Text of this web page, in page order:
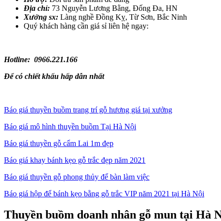
Địa chỉ: 73 Nguyễn Lương Bằng, Đống Đa, HN
Xưởng sx: Làng nghề Đồng Kỵ, Từ Sơn, Bắc Ninh
Quý khách hàng cần giá sỉ liên hệ ngay:
Hotline: 0966.221.166
Để có chiết khấu hấp dẫn nhất
Báo giá thuyền buồm trang trí gỗ hương giá tại xưởng
Báo giá mô hình thuyền buồm Tại Hà Nội
Báo giá thuyền gỗ cẩm Lai 1m đẹp
Báo giá khay bánh kẹo gỗ trắc đẹp năm 2021
Báo giá thuyền gỗ phong thủy để bàn làm việc
Báo giá hộp để bánh kẹo bằng gỗ trắc VIP năm 2021 tại Hà Nội
Thuyền buồm doanh nhân gỗ mun tại Hà